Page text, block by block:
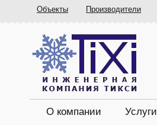
Объекты Производители
О компании Услуги